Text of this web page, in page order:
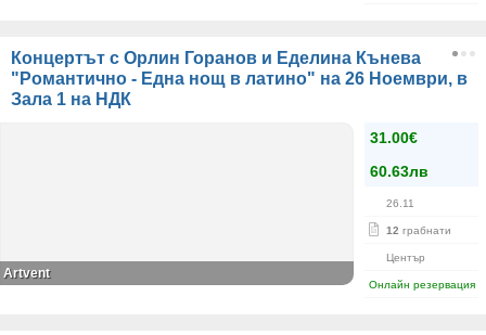
Концертът с Орлин Горанов и Еделина Кънева
"Романтично - Една нощ в латино" на 26 Ноември, в
Зала 1 на НДК
31.00€
60.63лв
26.11
12 грабнати
Център
Онлайн резервация
Artvent